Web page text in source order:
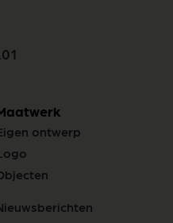
ontwerp